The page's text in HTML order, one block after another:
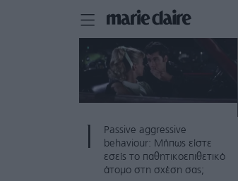
Passive aggressive
behaviour: Μήπως είστε
εσείς το παθητικοεπιθετικό
άτομο στη σχέση σας;